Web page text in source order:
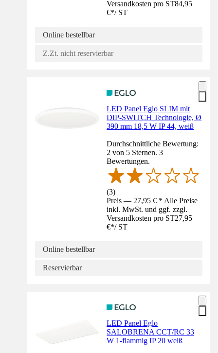
Versandkosten pro ST84,95
€*/ ST
Online bestellbar
Z.Zt. nicht reservierbar
LED Panel Eglo SLIM mit
DIP-SWITCH Technologie, Ø
390 mm 18,5 W IP 44, weiß
Durchschnittliche Bewertung:
2 von 5 Sternen. 3
Bewertungen.
(3)
Preis — 27,95 € * Alle Preise
inkl. MwSt. und ggf. zzgl.
Versandkosten pro ST27,95
€*/ ST
Online bestellbar
Reservierbar
LED Panel Eglo
SALOBRENA CCT/RC 33
W 1-flammig IP 20 weiß